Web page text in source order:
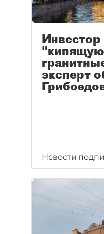
Инвестор
эксперт
Новости